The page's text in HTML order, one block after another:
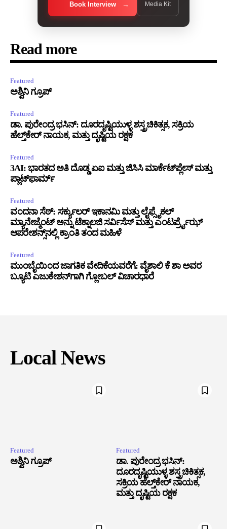
Book Interview Media Kit
Read more
Featured
ಅಶ್ವಿನಿ ಗ್ರೂಪ್
Featured
ಡಾ. ಪುರೇಂದ್ರ ಭಸಿನ್: ದೂರದೃಷ್ಟಿಯುಳ್ಳ ಶಸ್ತ್ರಚಿಕಿತ್ಸಕ, ಸಕ್ರಿಯ
ಹೆಲ್ತ್‌ಕೇರ್ ನಾಯಕ, ಮತ್ತು ದೃಷ್ಟಿಯ ರಕ್ಷಕ
Featured
3AI: ಭಾರತದ ಅತಿ ದೊಡ್ಡ ಏಐ ಮತ್ತು ಜಿಸಿಸಿ ಮಾರ್ಕೆಟ್‌ಪ್ಲೇಸ್ ಮತ್ತು
ಪ್ಲಾಟ್‌ಫಾರ್ಮ್
Featured
ವಂದನಾ ಸೆಠ್: ಸರ್ಕ್ಯುಲರ್ ಇಕಾನಮಿ ಮತ್ತು ಲೈಫ್ಸೈಕಲ್
ಮ್ಯಾನೇಜ್ಮೆಂಟ್ ಅನ್ನು ಟೆಕ್ನಾಲಜಿ ಸರ್ವಿಸೆಸ್ ಮತ್ತು ಎಂಟರ್ಪ್ರೈಝ್
ಆಪರೇಶನ್ಸ್‌ನಲ್ಲಿ ಕ್ರಾಂತಿ ತಂದ ಮಹಿಳೆ
Featured
ಮುಂಬೈಯಿಂದ ಜಾಗತಿಕ ವೇದಿಕೆಯವರೆಗೆ: ವೈಶಾಲಿ ಕೆ ಶಾ ಅವರ
ಬ್ಯೂಟಿ ಎಜುಕೇಶನ್‌ಗಾಗಿ ಗ್ಲೋಬಲ್ ವಿಚಾರಧಾರೆ
Local News
Featured
ಅಶ್ವಿನಿ ಗ್ರೂಪ್
Featured
ಡಾ. ಪುರೇಂದ್ರ ಭಸಿನ್:
ದೂರದೃಷ್ಟಿಯುಳ್ಳ ಶಸ್ತ್ರಚಿಕಿತ್ಸಕ,
ಸಕ್ರಿಯ ಹೆಲ್ತ್‌ಕೇರ್ ನಾಯಕ,
ಮತ್ತು ದೃಷ್ಟಿಯ ರಕ್ಷಕ